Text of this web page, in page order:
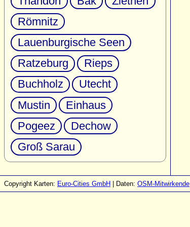
Römnitz
Lauenburgische Seen
Ratzeburg
Rieps
Buchholz
Utecht
Mustin
Einhaus
Pogeez
Dechow
Groß Sarau
Copyright Karten: Euro-Cities GmbH | Daten: OSM-Mitwirkende